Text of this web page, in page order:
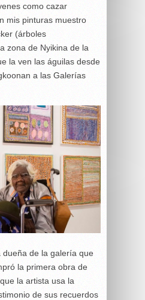
como cazar
mis pinturas muestro
(árboles
zona de Nyikina de la
la ven las águilas desde
a las Galerías
dueña de la galería que
la primera obra de
la artista usa la
de sus recuerdos